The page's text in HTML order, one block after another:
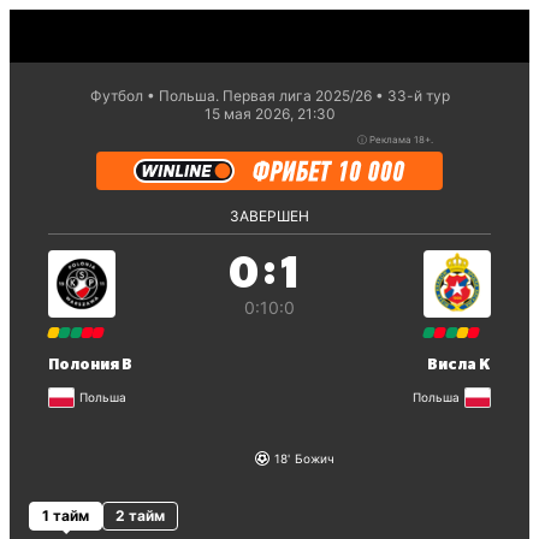
Футбол Польша. Первая лига 2025/26
33-й тур
15 мая 2026, 21:30
ⓘ Реклама 18+.
ЗАВЕРШЕН
Полония В
Польша
0:1
0:10:0
Висла К
Польша
18 Божич
1 тайм 2 тайм